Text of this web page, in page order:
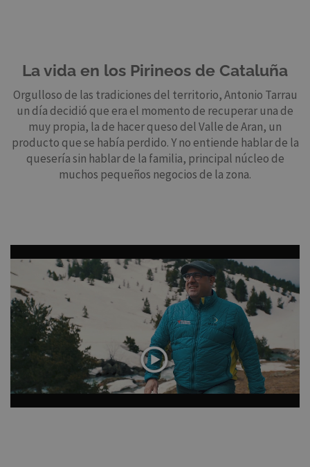
La vida en los Pirineos de Cataluña
Orgulloso de las tradiciones del territorio, Antonio Tarrau
un día decidió que era el momento de recuperar una de
muy propia, la de hacer queso del Valle de Aran, un
producto que se había perdido. Y no entiende hablar de la
quesería sin hablar de la familia, principal núcleo de
muchos pequeños negocios de la zona.